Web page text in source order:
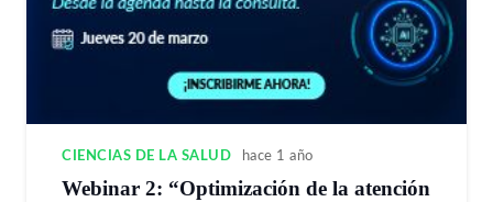
CIENCIAS DE LA SALUD hace 1 año
Webinar 2: “Optimización de la atención